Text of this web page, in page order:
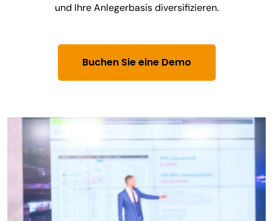
und Ihre Anlegerbasis diversifizieren.
Buchen Sie eine Demo